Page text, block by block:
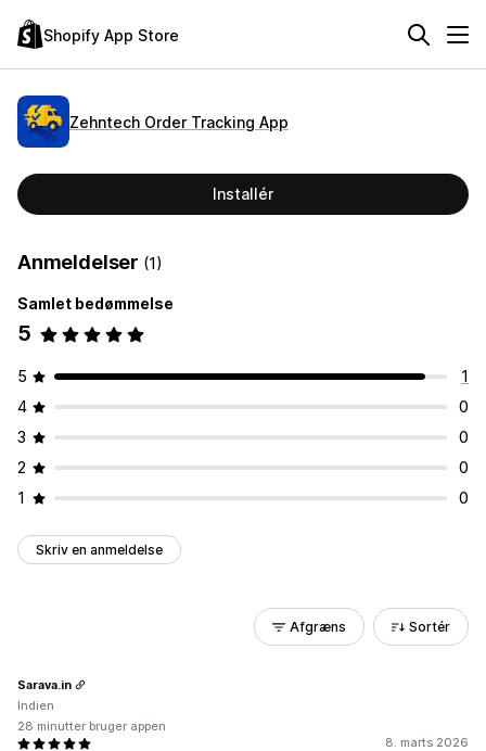
Shopify App Store
Zehntech Order Tracking App
Installér
Anmeldelser (1)
Samlet bedømmelse
5
5
1
4
0
3
0
2
0
1
0
Skriv en anmeldelse
Afgræns Sortér
8. marts 2026
Sarava.in
Indien
28 minutter bruger appen